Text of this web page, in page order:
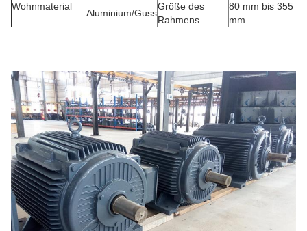
Wohnmaterial
Aluminium/Guss
Größe des
Rahmens
80 mm bis 355
mm